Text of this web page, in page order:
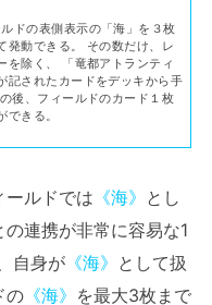
ドの表側表示の「海」を３枚
発動できる。 その数だけ、レ
を除く、 「竜都アトランティ
記されたカードをデッキから手
後、フィールドのカード１枚
できる。
ールドでは 《海》 とし
連携が非常に容易な1
自身が 《海》 として扱
の 《海》 を最大3枚まで